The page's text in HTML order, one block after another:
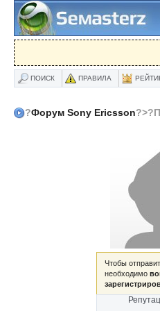
ПОИСК ПРАВИЛА
?Форум Sony Ericsson
Чтобы
необходимо